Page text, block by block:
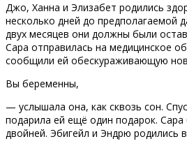
Джо, Ханна и Элизабет родились
несколько дней до предполагаемой
двух месяцев они должны были
Сара отправилась на медицинское
сообщили ей обескураживающую
Вы беременны,
— услышала она, как сквозь сон.
подарила ей ещё один подарок.
двойней. Эбигейл и Эндрю родились